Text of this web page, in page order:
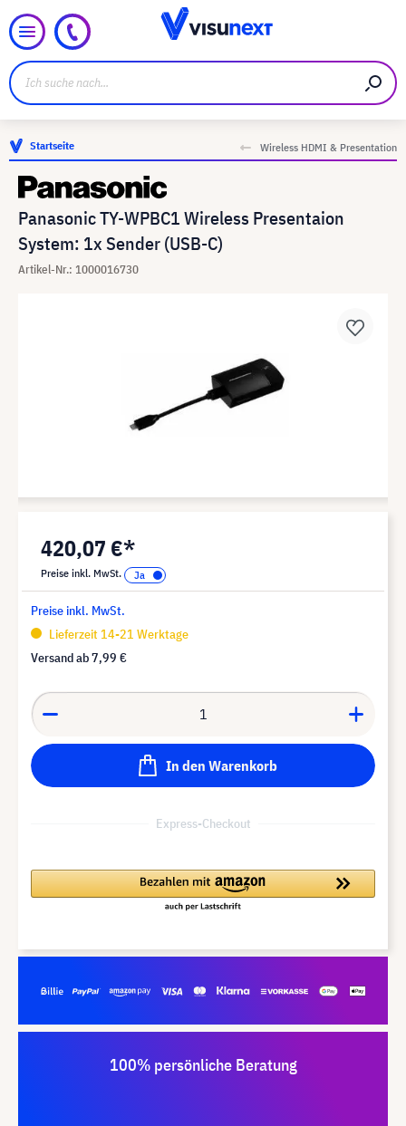
Startseite Wireless HDMI & Presentation
Panasonic TY-WPBC1 Wireless Presentaion
System: 1x Sender (USB-C)
Artikel-Nr.: 1000016730
420,07 €*
Preise inkl. MwSt.
Preise inkl. MwSt.
Lieferzeit 14-21 Werktage
Versand ab7,99 €
In den Warenkorb
Express-Checkout
100% persönliche Beratung